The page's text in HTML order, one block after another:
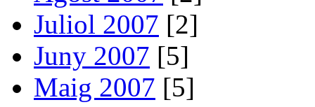
Juliol 2007 [2]
Juny 2007 [5]
Maig 2007 [5]